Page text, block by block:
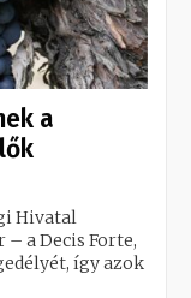
a
Hivatal
a Decis Forte,
így azok